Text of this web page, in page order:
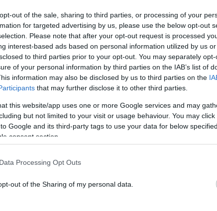
out of the sale, sharing to third parties, or processing of your
for targeted advertising by us, please use the below opt-out
Please note that after your opt-out request is processed
interest-based ads based on personal information utilized by us
to third parties prior to your opt-out. You may separately
of your personal information by third parties on the IAB’s list of
information may also be disclosed by us to third parties on the
that may further disclose it to other third parties.
this website/app uses one or more Google services and may
but not limited to your visit or usage behaviour. You may
Google and its third-party tags to use your data for below
consent section.
Processing Opt Outs
out of the Sharing of my personal data.
εξαπλώνεται στα πέρατα του Νέου
Κόσμου